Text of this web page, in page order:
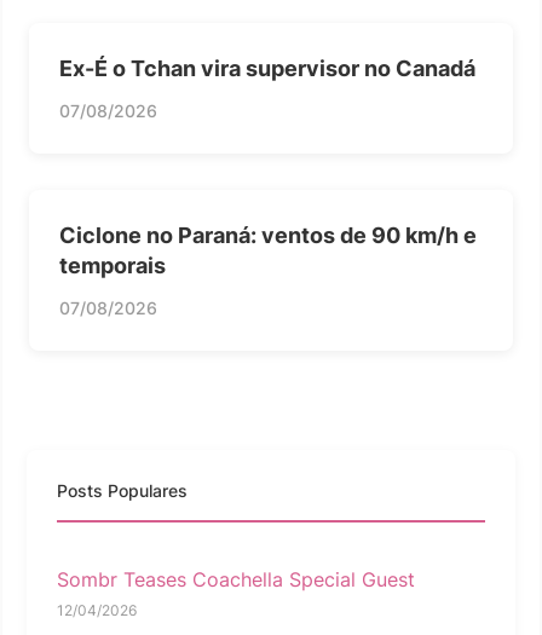
Ex-É o Tchan vira supervisor no Canadá
07/08/2026
Ciclone no Paraná: ventos de 90 km/h e
temporais
07/08/2026
Posts Populares
Sombr Teases Coachella Special Guest
12/04/2026